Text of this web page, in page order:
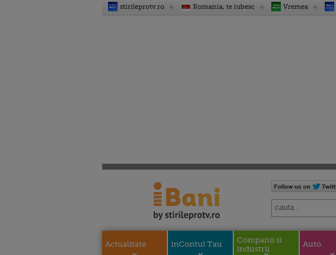
stirileprotv.ro Romania, te iubesc Vremea
Actualitate inContul Tau
Companii si
industrii
Auto